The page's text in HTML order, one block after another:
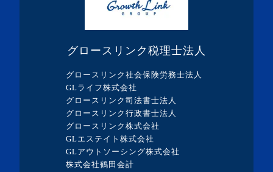
・2023年9月(5記事)
・2023年8月(13記事)
・2023年7月(9記事)
・2023年6月(1記事)
・2023年5月(3記事)
・2023年4月(4記事)
グロースリンク税理士法人
グロースリンク社会保険労務士法人
GLライフ株式会社
グロースリンク司法書士法人
グロースリンク行政書士法人
グロースリンク株式会社
GLエステイト株式会社
GLアウトソーシング株式会社
株式会社鶴田会計